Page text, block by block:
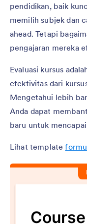
pendidikan, baik
memilih subjek dan
ahead. Tetapi
pengajaran mereka
Evaluasi kursus
efektivitas dari
Mengetahui lebih
Anda dapat
baru untuk
Lihat template